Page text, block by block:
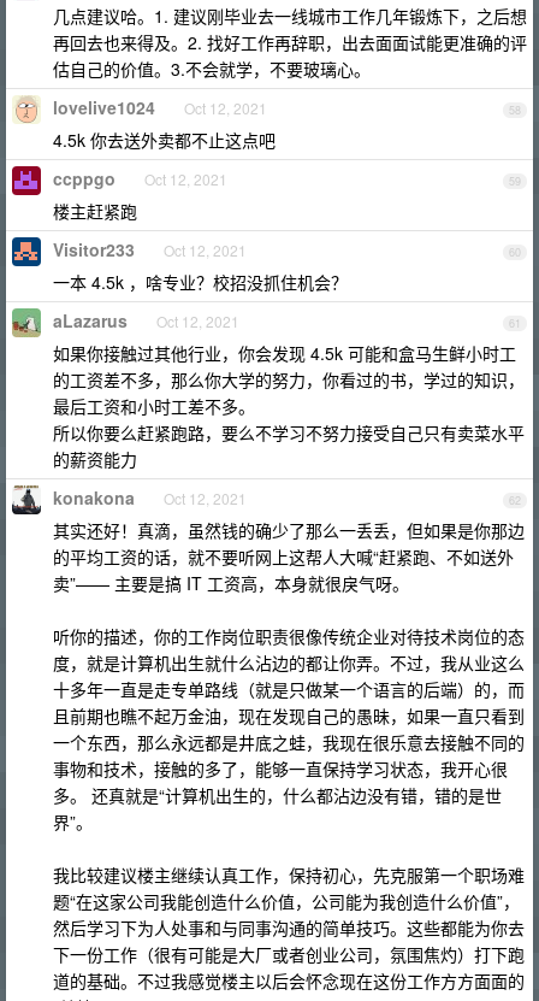
几点建议哈。1. 建议刚毕业去一线城市工作几年锻炼下，之后想
再回去也来得及。2. 找好工作再辞职，出去面面试能更准确的评
估自己的价值。3.不会就学，不要玻璃心。
58
lovelive1024 Oct 12, 2021
4.5k 你去送外卖都不止这点吧
59
ccppgo Oct 12, 2021
楼主赶紧跑
60
Visitor233 Oct 12, 2021
一本 4.5k ，啥专业？校招没抓住机会？
61
aLazarus Oct 12, 2021
如果你接触过其他行业，你会发现 4.5k 可能和盒马生鲜小时工
的工资差不多，那么你大学的努力，你看过的书，学过的知识，
最后工资和小时工差不多。
所以你要么赶紧跑路，要么不学习不努力接受自己只有卖菜水平
的薪资能力
62
konakona Oct 12, 2021
其实还好！真滴，虽然钱的确少了那么一丢丢，但如果是你那边
的平均工资的话，就不要听网上这帮人大喊“赶紧跑、不如送外
卖”—— 主要是搞 IT 工资高，本身就很戾气呀。
听你的描述，你的工作岗位职责很像传统企业对待技术岗位的态
度，就是计算机出生就什么沾边的都让你弄。不过，我从业这么
十多年一直是走专单路线（就是只做某一个语言的后端）的，而
且前期也瞧不起万金油，现在发现自己的愚昧，如果一直只看到
一个东西，那么永远都是井底之蛙，我现在很乐意去接触不同的
事物和技术，接触的多了，能够一直保持学习状态，我开心很
多。 还真就是“计算机出生的，什么都沾边没有错，错的是世
界”。
我比较建议楼主继续认真工作，保持初心，先克服第一个职场难
题“在这家公司我能创造什么价值，公司能为我创造什么价值”，
然后学习下为人处事和与同事沟通的简单技巧。这些都能为你去
下一份工作（很有可能是大厂或者创业公司，氛围焦灼）打下跑
道的基础。不过我感觉楼主以后会怀念现在这份工作方方面面的